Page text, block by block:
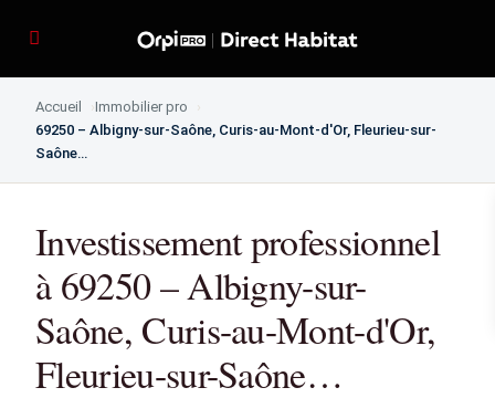
Accueil
Immobilier pro
69250 – Albigny-sur-Saône, Curis-au-Mont-d'Or, Fleurieu-sur-
Saône…
Investissement professionnel
à 69250 – Albigny-sur-
Saône, Curis-au-Mont-d'Or,
Fleurieu-sur-Saône…